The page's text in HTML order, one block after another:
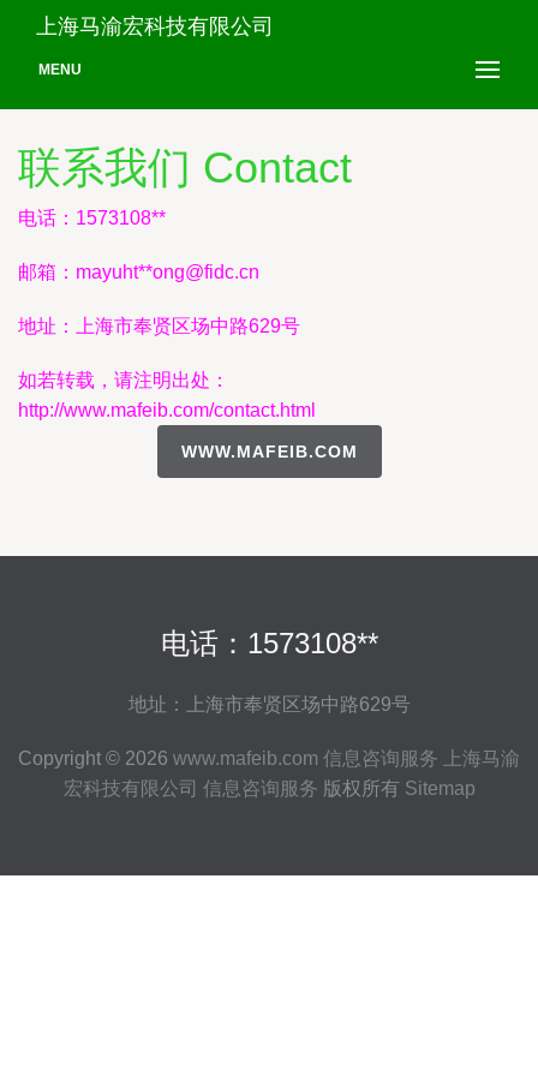
上海马渝宏科技有限公司
MENU
联系我们 Contact
电话：1573108**
邮箱：mayuht**ong@fidc.cn
地址：上海市奉贤区场中路629号
如若转载，请注明出处：
http://www.mafeib.com/contact.html
WWW.MAFEIB.COM
电话：1573108**
地址：上海市奉贤区场中路629号
Copyright © 2026 www.mafeib.com 信息咨询服务
上海马渝
宏科技有限公司 信息咨询服务 版权所有 Sitemap